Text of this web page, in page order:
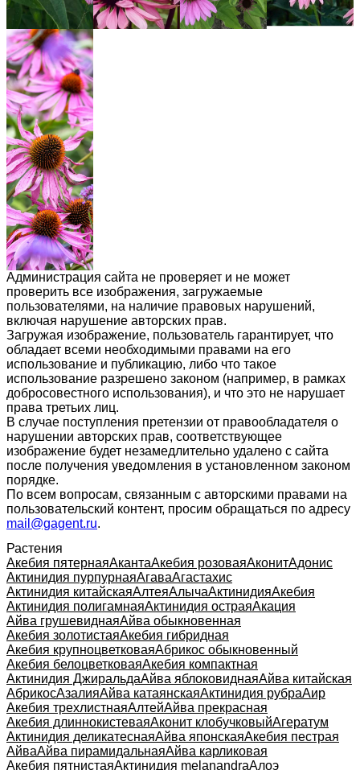
Администрация сайта не проверяет и не может
проверить все изображения, загружаемые
пользователями, на наличие правовых нарушений,
включая нарушение авторских прав.
Загружая изображение, пользователь гарантирует, что
обладает всеми необходимыми правами на его
использование и публикацию, либо что такое
использование разрешено законом (например, в рамках
добросовестного использования), и что это не нарушает
права третьих лиц.
В случае поступления претензии от правообладателя о
нарушении авторских прав, соответствующее
изображение будет незамедлительно удалено с сайта
после получения уведомления в установленном законом
порядке.
По всем вопросам, связанным с авторскими правами на
пользовательский контент, просим обращаться по адресу
mail@gagent.ru.
Растения
Акебия пятернаяАкантаАкебия розоваяАконитАдонис
Актинидия пурпурнаяАгаваАгастахис
Актинидия китайскаяАлтеяАлычаАктинидияАкебия
Актинидия полигамнаяАктинидия остраяАкация
Айва грушевиднаяАйва обыкновенная
Акебия золотистаяАкебия гибридная
Акебия крупноцветковаяАбрикос обыкновенный
Акебия белоцветковаяАкебия компактная
Актинидия ДжиральдаАйва яблоковиднаяАйва китайская
АбрикосАзалияАйва катаянскаяАктинидия рубраАир
Акебия трехлистнаяАлтейАйва прекрасная
Акебия длиннокистеваяАконит клобучковыйАгератум
Актинидия деликатеснаяАйва японскаяАкебия пестрая
АйваАйва пирамидальнаяАйва карликовая
Акебия пятнистаяАктинидия melanandraАлоэ